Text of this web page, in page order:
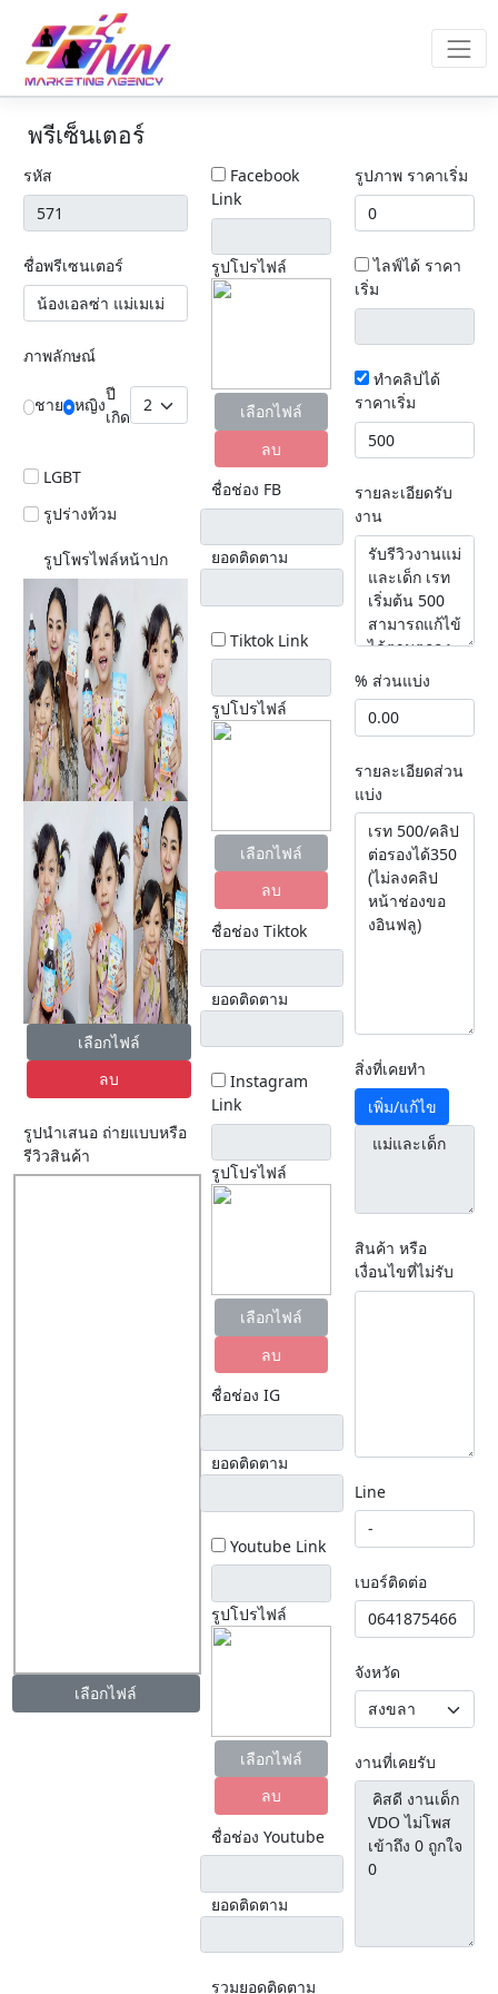
พรีเซ็นเตอร์
รหัส
ชื่อพรีเซนเตอร์
ภาพลักษณ์
ชาย หญิง
ปี
เกิด
LGBT
รูปร่างท้วม
รูปโพรไฟล์หน้าปก
เลือกไฟล์
ลบ
รูปนำเสนอ ถ่ายแบบหรือ
รีวิวสินค้า
เลือกไฟล์
Facebook
Link
รูปโปรไฟล์
เลือกไฟล์
ลบ
ชื่อช่อง FB
ยอดติดตาม
Tiktok Link
รูปโปรไฟล์
เลือกไฟล์
ลบ
ชื่อช่อง Tiktok
ยอดติดตาม
Instagram
Link
รูปโปรไฟล์
เลือกไฟล์
ลบ
ชื่อช่อง IG
ยอดติดตาม
Youtube Link
รูปโปรไฟล์
เลือกไฟล์
ลบ
ชื่อช่อง Youtube
ยอดติดตาม
รวมยอดติดตาม
รูปภาพ ราคาเริ่ม
ไลฟ์ได้ ราคา
เริ่ม
ทำคลิปได้
ราคาเริ่ม
รายละเอียดรับ
งาน
% ส่วนแบ่ง
รายละเอียดส่วน
แบ่ง
สิ่งที่เคยทำ
เพิ่ม/แก้ไข
สินค้า หรือ
เงื่อนไขที่ไม่รับ
Line
เบอร์ติดต่อ
จังหวัด
งานที่เคยรับ